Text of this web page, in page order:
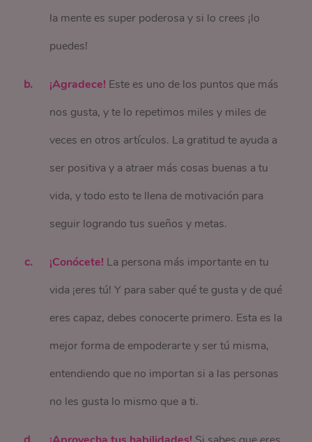
la mente es super poderosa y si lo crees ¡lo
puedes!
¡Agradece! Este es uno de los puntos que más
nos gusta, y te lo repetimos miles y miles de
veces en otros artículos. La gratitud te ayuda a
ser positiva y a atraer más cosas buenas a tu
vida, y todo esto te llena de motivación para
seguir logrando tus sueños y metas.
¡Conócete! La persona más importante en tu
vida ¡eres tú! Y para saber qué te gusta y de qué
eres capaz, debes conocerte primero. Esta es la
mejor forma de empoderarte y ser tú misma,
entendiendo que no importan si a las personas
no les gusta lo mismo que a ti.